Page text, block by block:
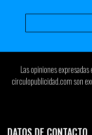
Las opiniones
circulopublicidad.com son